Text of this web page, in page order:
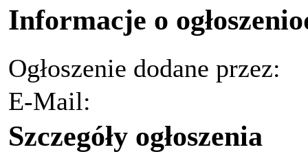
Informacje o
Ogłoszenie dodane przez:
E-Mail:
Szczegóły ogłoszenia